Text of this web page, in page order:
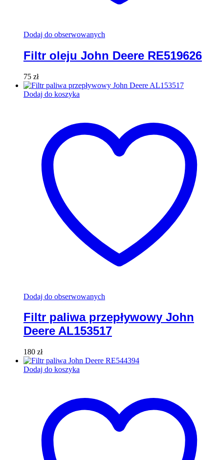
Dodaj do obserwowanych
Filtr oleju John Deere RE519626
75 zł
Dodaj do koszyka
Dodaj do obserwowanych
Filtr paliwa przepływowy John
Deere AL153517
180 zł
Dodaj do koszyka